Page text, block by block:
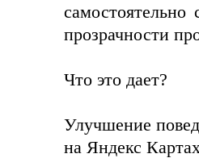
прозрачности
Что это дает?
Улучшение
на Яндекс